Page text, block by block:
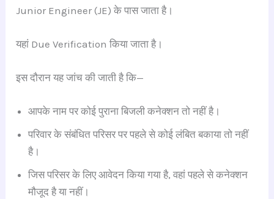
Junior Engineer (JE) के पास जाता है।
यहां Due Verification किया जाता है।
इस दौरान यह जांच की जाती है कि—
आपके नाम पर कोई पुराना बिजली कनेक्शन तो नहीं है।
परिवार के संबंधित परिसर पर पहले से कोई लंबित बकाया तो नहीं
है।
जिस परिसर के लिए आवेदन किया गया है, वहां पहले से कनेक्शन
मौजूद है या नहीं।